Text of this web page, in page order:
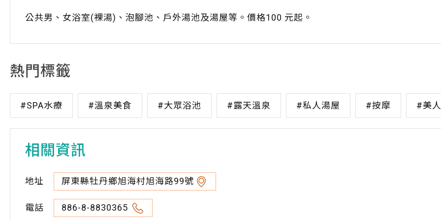
公共男、女浴室(裸湯)、泡腳池、戶外湯池及湯屋等。價格100 元起。
熱門標籤
#SPA水療 #溫泉美食 #大眾浴池 #露天溫泉 #私人湯屋 #按摩 #美
相關資訊
地址 屏東縣牡丹鄉旭海村旭海路99號
電話 886-8-8830365